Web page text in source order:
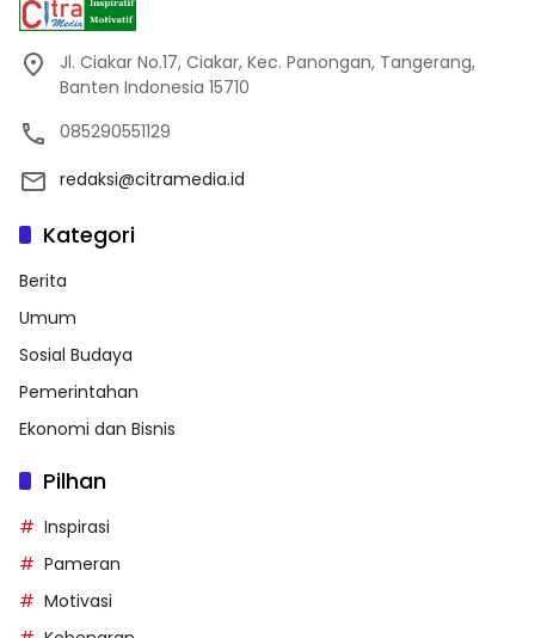
Jl. Ciakar No.17, Ciakar, Kec. Panongan, Tangerang,
Banten Indonesia 15710
085290551129
redaksi@citramedia.id
Kategori
Berita
Umum
Sosial Budaya
Pemerintahan
Ekonomi dan Bisnis
Pilhan
Inspirasi
Pameran
Motivasi